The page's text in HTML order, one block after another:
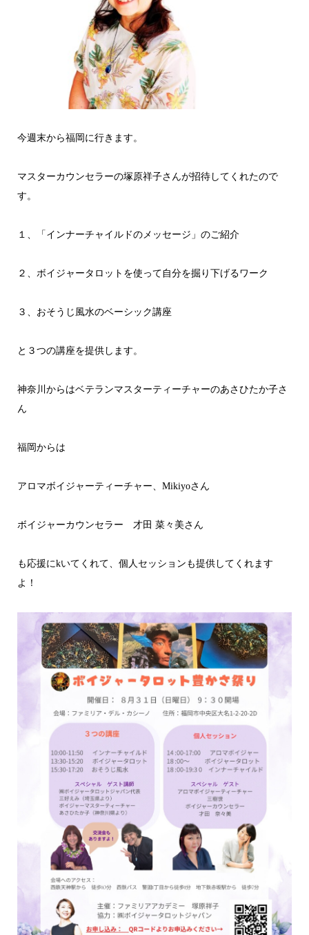
今週末から福岡に行きます。
マスターカウンセラーの塚原祥子さんが招待してくれたので
す。
１、「インナーチャイルドのメッセージ」のご紹介
２、ボイジャータロットを使って自分を掘り下げるワーク
３、おそうじ風水のベーシック講座
と３つの講座を提供します。
神奈川からはベテランマスターティーチャーのあさひたか子さ
ん
福岡からは
アロマボイジャーティーチャー、Mikiyoさん
ボイジャーカウンセラー 才田 菜々美さん
も応援にkいてくれて、個人セッションも提供してくれます
よ！